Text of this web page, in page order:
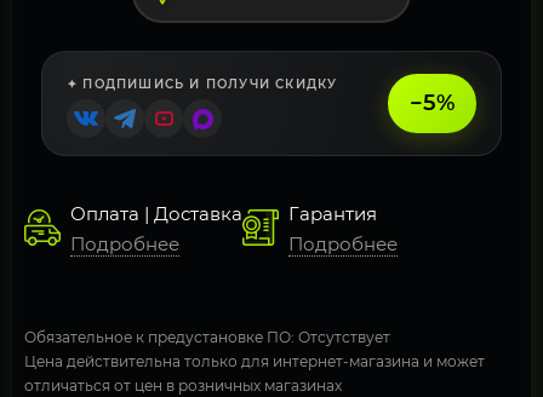
✦ ПОДПИШИСЬ И ПОЛУЧИ СКИДКУ
−5%
Оплата | Доставка
Подробнее
Гарантия
Подробнее
Обязательное к предустановке ПО: Отсутствует
Цена действительна только для интернет-магазина и может
отличаться от цен в розничных магазинах